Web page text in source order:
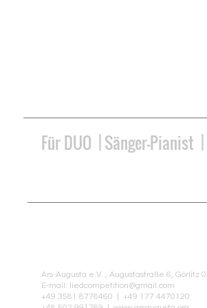
Für DUO | Sänger-Pianist |
Ars-Augusta e.V. , Augustastraße 6, Görlitz
E-mail: liedcompetition@gmail.com
+49 3581 8778460 | +49 177 4470120